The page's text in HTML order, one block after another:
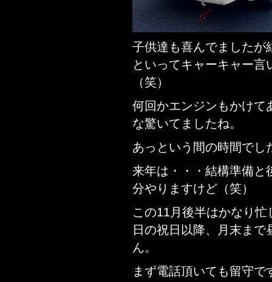
子供達も喜んでましたが
といってキャーキャー
（笑）
何回かエンジンもかけて
な驚いてましたね。
あっという間の時間でし
来年は・・・結構準備と
分やりますけど（笑）
この11月後半はかなり
日の祝日以降、月末ま
ん。
まず電話頂いても留守